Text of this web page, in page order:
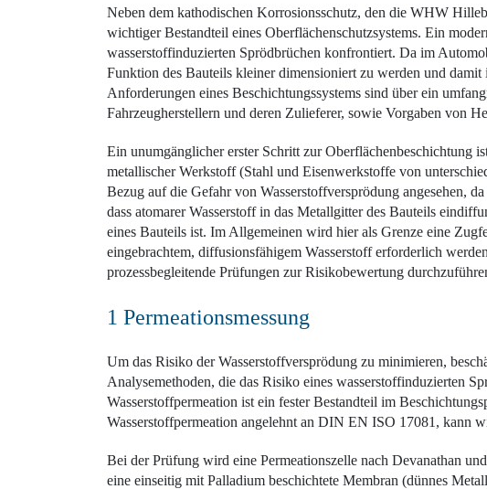
Neben dem kathodischen Korrosionsschutz, den die WHW
wichtiger Bestandteil eines Oberflächenschutzsystems. Ein
wasserstoffinduzierten Sprödbrüchen konfrontiert. Da im
Funktion des Bauteils kleiner dimensioniert zu werden und
Anforderungen eines Beschichtungssystems sind über ein
Fahrzeugherstellern und deren Zulieferer, sowie Vorgaben von
Ein unumgänglicher erster Schritt zur Oberflächenbeschichtung
metallischer Werkstoff (Stahl und Eisenwerkstoffe von
Bezug auf die Gefahr von Wasserstoffversprödung angesehen,
dass atomarer Wasserstoff in das Metallgitter des Bauteils
eines Bauteils ist. Im Allgemeinen wird hier als Grenze eine
eingebrachtem, diffusionsfähigem Wasserstoff erforderlich
prozessbegleitende Prüfungen zur Risikobewertung
1 Permeationsmessung
Um das Risiko der Wasserstoffversprödung zu minimieren,
Analysemethoden, die das Risiko eines ­wasserstoffinduzierten
Wasserstoffpermeation ist ein fester Bestandteil im
Wasserstoffpermeation angelehnt an DIN EN ISO 17081, kann
Bei der Prüfung wird eine Permeationszelle nach Devanathan
eine einseitig mit Palladium beschichtete Membran (dünnes